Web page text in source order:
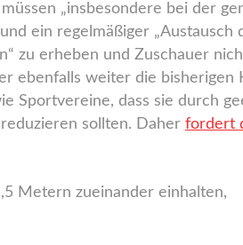
„insbesondere bei der
ein regelmäßiger
zu erheben und Zuschauer
ebenfalls weiter die bisherigen
Sportvereine, dass sie durch
sollten. Daher fordert
Metern zueinander einhalten,